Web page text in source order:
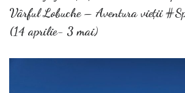
Vârful Lobuche – Aventura vieții
(14 aprilie- 3 mai)